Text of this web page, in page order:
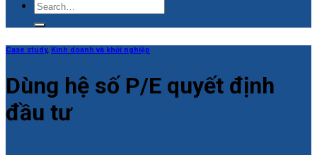
Case study, Kinh doanh và khởi nghiệp
Dùng hệ số P/E quyết định
đầu tư